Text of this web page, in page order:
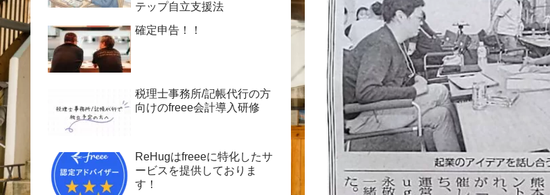
テップ自立支援法
確定申告！！
税理士事務所/記帳代行の方
向けのfreee会計導入研修
ReHugはfreeeに特化したサ
ービスを提供しておりま
す！